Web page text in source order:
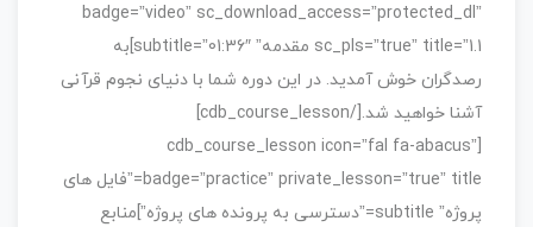
badge=”video” sc_download_access=”protected_dl”
sc_pls=”true” title=”1.1 مقدمه” subtitle=”01:36″]به
رصدگران خوش آمدید. در این دوره شما با دنیای نجوم قرآنی
آشنا خواهید شد.[/cdb_course_lesson]
[cdb_course_lesson icon=”fal fa-abacus”
badge=”practice” private_lesson=”true” title=”فایل های
پروژه” subtitle=”دسترسی به پرونده های پروژه”]منابع